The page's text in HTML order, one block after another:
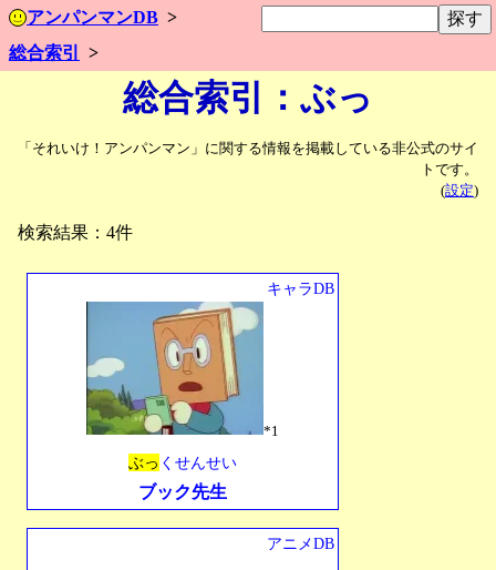
アンパンマンDB
総合索引
総合索引：ぶっ
「それいけ！アンパンマン」に関する情報を掲載している非公式のサイ
トです。
(設定)
検索結果：4件
キャラDB
*1
ぶっ くせんせい
ブック先生
アニメDB